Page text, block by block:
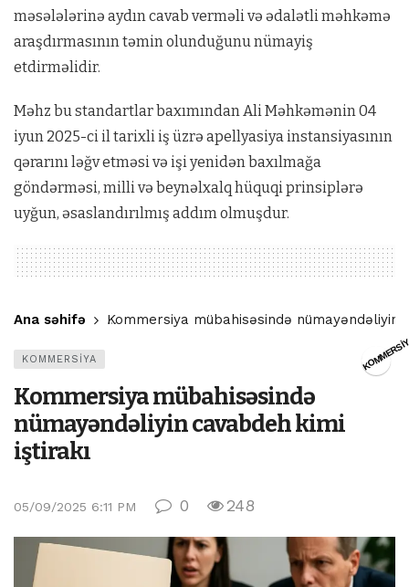
məsələlərinə aydın cavab verməli və ədalətli məhkəmə
araşdırmasının təmin olunduğunu nümayiş
etdirməlidir.
Məhz bu standartlar baxımından Ali Məhkəmənin 04
iyun 2025-ci il tarixli iş üzrə apellyasiya instansiyasının
qərarını ləğv etməsi və işi yenidən baxılmağa
göndərməsi, milli və beynəlxalq hüquqi prinsiplərə
uyğun, əsaslandırılmış addım olmuşdur.
Ana səhifə Kommersiya mübahisəsində nümayəndəliyin
KOMMERSİYA
Kommersiya mübahisəsində
nümayəndəliyin cavabdeh kimi
iştirakı
05/09/2025 6:11 PM 0 248